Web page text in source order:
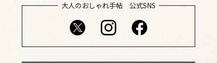
大人のおしゃれ手帖 公式SNS